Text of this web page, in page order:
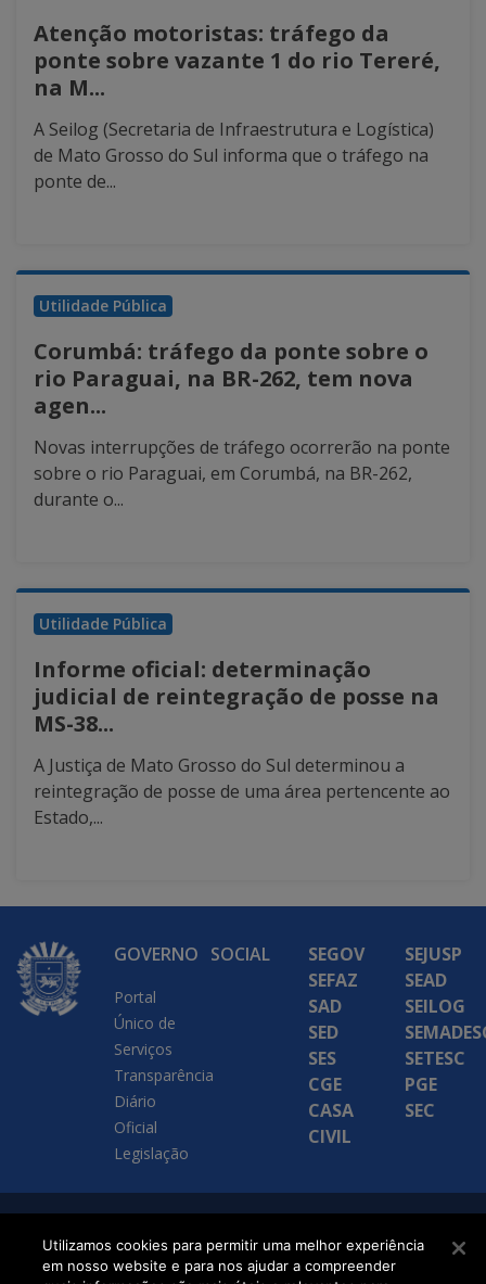
Atenção motoristas: tráfego da
ponte sobre vazante 1 do rio Tereré,
na M...
A Seilog (Secretaria de Infraestrutura e Logística)
de Mato Grosso do Sul informa que o tráfego na
ponte de...
Utilidade Pública
Corumbá: tráfego da ponte sobre o
rio Paraguai, na BR-262, tem nova
agen...
Novas interrupções de tráfego ocorrerão na ponte
sobre o rio Paraguai, em Corumbá, na BR-262,
durante o...
Utilidade Pública
Informe oficial: determinação
judicial de reintegração de posse na
MS-38...
A Justiça de Mato Grosso do Sul determinou a
reintegração de posse de uma área pertencente ao
Estado,...
GOVERNO
Portal
Único de
Serviços
Transparência
Diário
Oficial
Legislação
SOCIAL
SEGOV
SEFAZ
SAD
SED
SES
CGE
CASA
CIVIL
SEJUSP
SEAD
SEILOG
SETESC
PGE
SEC
SETDIG | Secretaria-
Executiva de
Utilizamos cookies para permitir uma melhor experiência
em nosso website e para nos ajudar a compreender